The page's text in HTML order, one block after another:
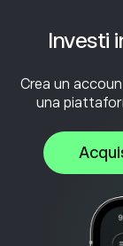
Investi
Crea un
una